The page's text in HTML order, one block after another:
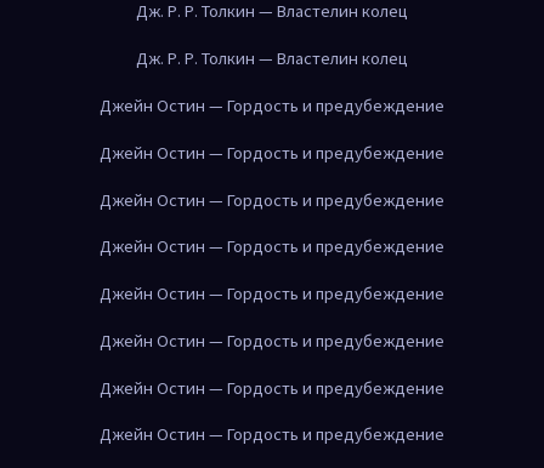
Дж. Р. Р. Толкин — Властелин колец
Дж. Р. Р. Толкин — Властелин колец
Джейн Остин — Гордость и предубеждение
Джейн Остин — Гордость и предубеждение
Джейн Остин — Гордость и предубеждение
Джейн Остин — Гордость и предубеждение
Джейн Остин — Гордость и предубеждение
Джейн Остин — Гордость и предубеждение
Джейн Остин — Гордость и предубеждение
Джейн Остин — Гордость и предубеждение